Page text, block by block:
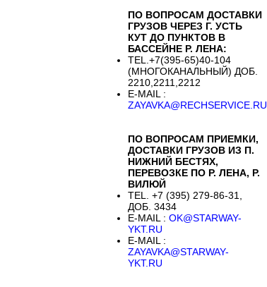
ПО ВОПРОСАМ ДОСТАВКИ
ГРУЗОВ ЧЕРЕЗ Г. УСТЬ
КУТ ДО ПУНКТОВ В
БАССЕЙНЕ Р. ЛЕНА:
TEL.+7(395-65)40-104
(МНОГОКАНАЛЬНЫЙ) ДОБ.
2210,2211,2212
E-MAIL :
ZAYAVKA@RECHSERVICE.RU
ПО ВОПРОСАМ ПРИЕМКИ,
ДОСТАВКИ ГРУЗОВ ИЗ П.
НИЖНИЙ БЕСТЯХ,
ПЕРЕВОЗКЕ ПО Р. ЛЕНА, Р.
ВИЛЮЙ
TEL. +7 (395) 279-86-31,
ДОБ. 3434
E-MAIL : OK@STARWAY-
YKT.RU
E-MAIL :
ZAYAVKA@STARWAY-
YKT.RU